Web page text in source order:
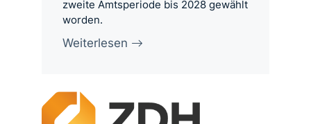
zweite Amtsperiode bis 2028 gewählt
worden.
Weiterlesen